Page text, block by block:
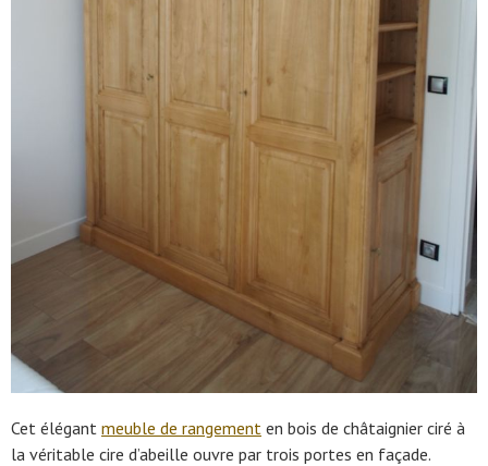
Cet élégant meuble de rangement en bois de châtaignier ciré à
la véritable cire d’abeille ouvre par trois portes en façade.